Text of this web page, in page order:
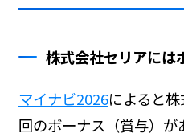
株式会社セリアには
マイナビ2026によると
回のボーナス（賞与）